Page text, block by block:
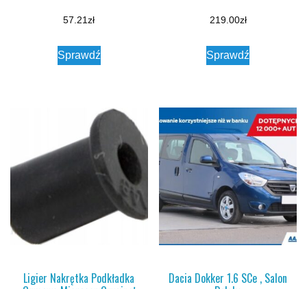
57.21zł
Sprawdź
219.00zł
Sprawdź
Ligier Nakrętka Podkładka Dacia Dokker 1.6 SCe , Salon